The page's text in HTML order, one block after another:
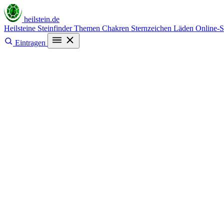
heilstein.de
Heilsteine SteinfinderThemen Chakren Sternzeichen Läden Online-
Eintragen